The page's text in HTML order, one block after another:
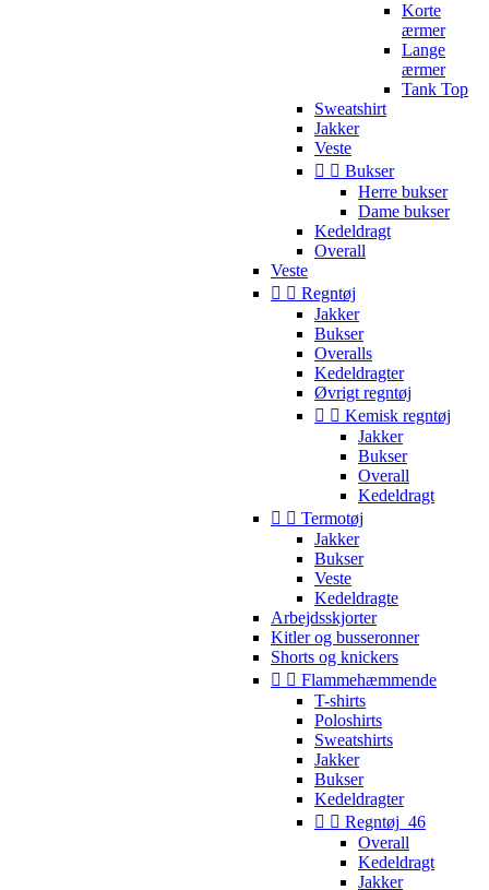
Korte
ærmer
Lange
ærmer
Tank Top
Sweatshirt
Jakker
Veste
  Bukser
Herre bukser
Dame bukser
Kedeldragt
Overall
Veste
  Regntøj
Jakker
Bukser
Overalls
Kedeldragter
Øvrigt regntøj
  Kemisk regntøj
Jakker
Bukser
Overall
Kedeldragt
  Termotøj
Jakker
Bukser
Veste
Kedeldragte
Arbejdsskjorter
Kitler og busseronner
Shorts og knickers
  Flammehæmmende
T-shirts
Poloshirts
Sweatshirts
Jakker
Bukser
Kedeldragter
  Regntøj_46
Overall
Kedeldragt
Jakker